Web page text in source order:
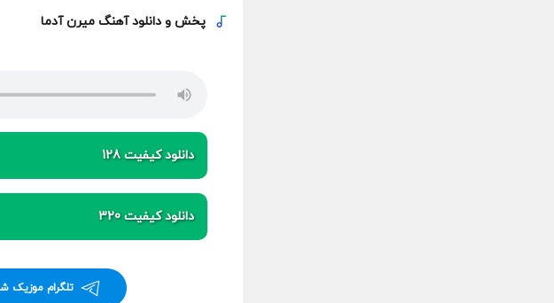
پخش و دانلود آهنگ میرن آدما
دانلود کیفیت 128
دانلود کیفیت 320
تلگرام موزیک